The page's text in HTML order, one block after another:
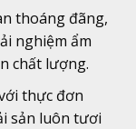
thoáng đãng,
nghiệm ẩm
chất lượng.
thực đơn
sản luôn tươi